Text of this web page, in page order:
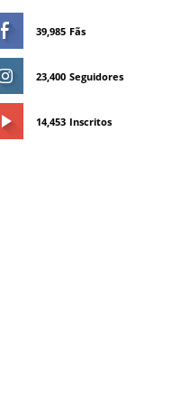
39,985 Fãs
23,400 Seguidores
14,453 Inscritos